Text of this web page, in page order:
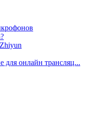
онлайн трансляц...